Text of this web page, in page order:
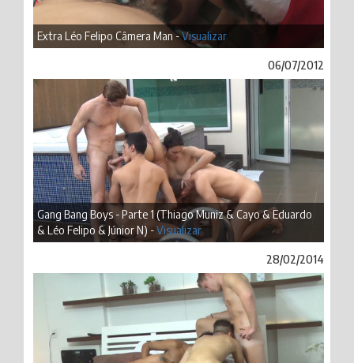
Extra Léo Felipo Câmera Man -Visualizar
06/07/2012
Gang Bang Boys - Parte 1 (Thiago Muniz & Cayo & Eduardo
& Léo Felipo & Júnior N) -Visualizar
28/02/2014